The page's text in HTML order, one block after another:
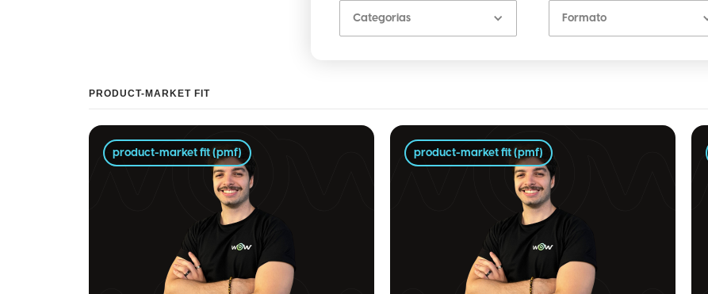
Categorias Formato
PRODUCT-MARKET FIT
product-market fit (pmf) product-market fit (pmf)